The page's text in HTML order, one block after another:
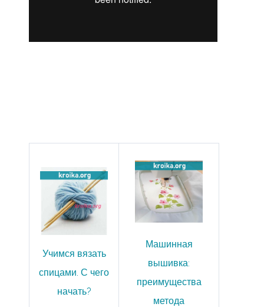
Учимся вязать
спицами. С чего
начать?
Машинная
вышивка:
преимущества
метода